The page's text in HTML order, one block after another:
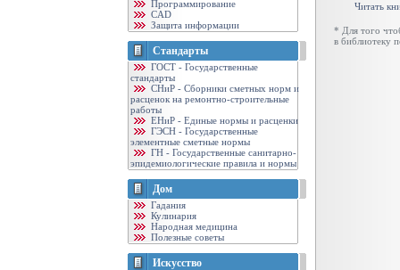
Программирование
CAD
Защита информации
Стандарты
ГОСТ - Государственные
стандарты
CНиР - Сборники сметных норм и
расценок на ремонтно-строительные
работы
ЕНиР - Единые нормы и расценки
ГЭСН - Государственные
элементные сметные нормы
ГН - Государственные санитарно-
эпидемиологические правила и нормы
Дом
Гадания
Кулинария
Народная медицина
Полезные советы
Искусство
Читать
* Для того
в библиотеку